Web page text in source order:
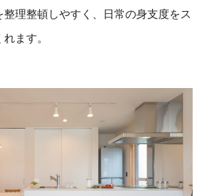
整理整頓しやすく、日常の身支度をス
ます。